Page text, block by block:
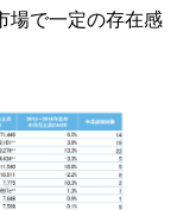
場で一定の存在感